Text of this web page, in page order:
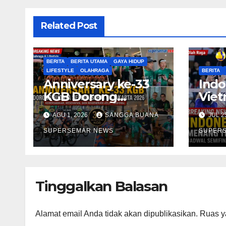
Related Post
BERITA BERITA UTAMA
GAYA HIDUP
LIFESTYLE
OLAHRAGA
Anniversary ke-33
KGB Dorong
Budaya Sepeda
Sehat di Jakarta
2026
AGU 1, 2026 SANGGA BUANA
SUPERSEMAR NEWS
BERITA
Cup
JUL
Tinggalkan Balasan
Alamat email Anda tidak akan dipublikasikan. Ruas